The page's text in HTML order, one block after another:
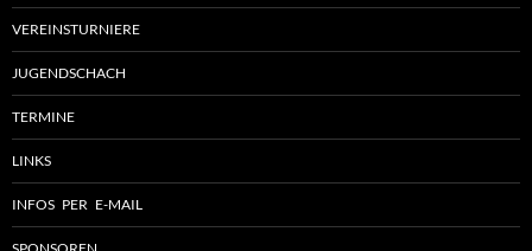
VEREINSTURNIERE
JUGENDSCHACH
TERMINE
LINKS
INFOS PER E-MAIL